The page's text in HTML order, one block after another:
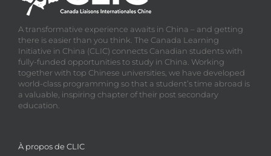
A transformative experience awaits in China – and getting
there is easier than you think. The Canada Learning
Initiative in China (CLIC) connects Canadian students with
fully-funded opportunities to study in China. Working
together with top Chinese universities, we have developed
world-class programming so that a student’s time abroad is
a valuable, inspiring chapter of their post secondary
education.
À propos de CLIC